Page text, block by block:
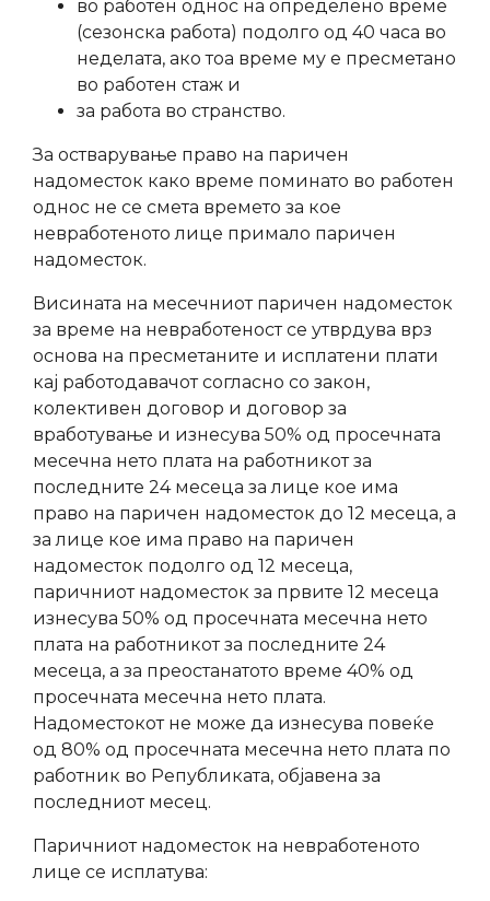
во работен однос на определено време
(сезонска работа) подолго од 40 часа во
неделата, ако тоа време му е пресметано
во работен стаж и
за работа во странство.
За остварување право на паричен
надоместок како време поминато во работен
однос не се смета времето за кое
невработеното лице примало паричен
надоместок.
Висината на месечниот паричен надоместок
за време на невработеност се утврдува врз
основа на пресметаните и исплатени плати
кај работодавачот согласно со закон,
колективен договор и договор за
вработување и изнесува 50% од просечната
месечна нето плата на работникот за
последните 24 месеца за лице кое има
право на паричен надоместок до 12 месеца, а
за лице кое има право на паричен
надоместок подолго од 12 месеца,
паричниот надоместок за првите 12 месеца
изнесува 50% од просечната месечна нето
плата на работникот за последните 24
месеца, а за преостанатото време 40% од
просечната месечна нето плата.
Надоместокот не може да изнесува повеќе
од 80% од просечната месечна нето плата по
работник во Републиката, објавена за
последниот месец.
Паричниот надоместок на невработеното
лице се исплатува: